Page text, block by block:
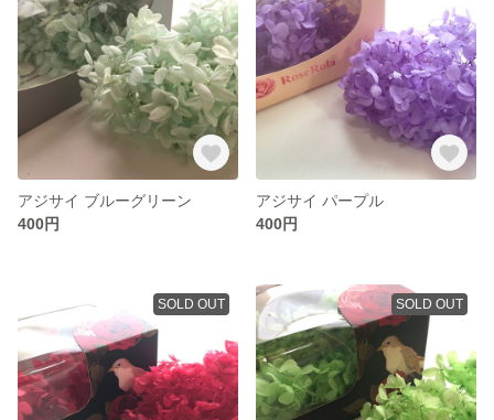
アジサイ ブルーグリーン
400円
アジサイ パープル
400円
SOLD OUT SOLD OUT